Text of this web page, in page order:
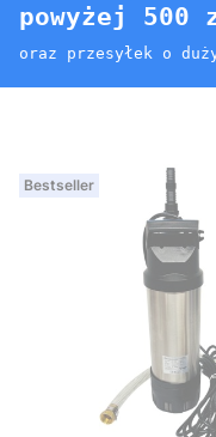
powyżej 500
oraz przesyłek o
Bestseller